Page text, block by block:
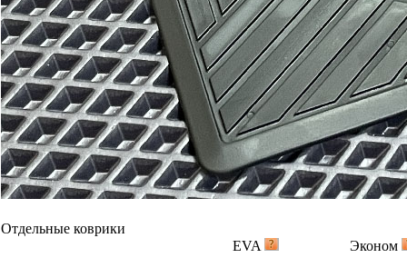
Отдельные коврики
EVA
Эконом